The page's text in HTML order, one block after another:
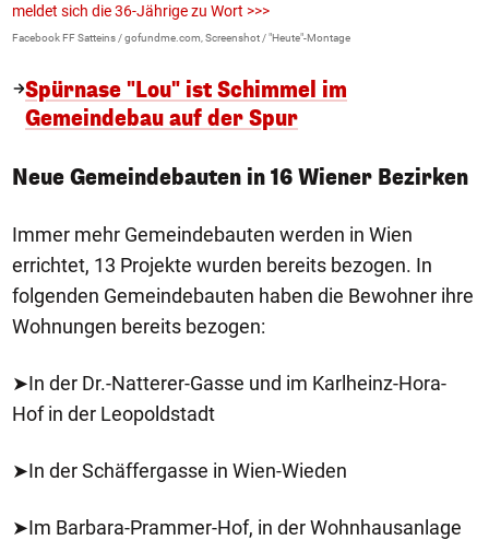
meldet sich die 36-Jährige zu Wort >>>
Facebook FF Satteins / gofundme.com, Screenshot / "Heute"-Montage
Spürnase "Lou" ist Schimmel im
Gemeindebau auf der Spur
Neue Gemeindebauten in 16 Wiener Bezirken
Immer mehr Gemeindebauten werden in Wien
errichtet, 13 Projekte wurden bereits bezogen. In
folgenden Gemeindebauten haben die Bewohner ihre
Wohnungen bereits bezogen:
➤In der Dr.-Natterer-Gasse und im Karlheinz-Hora-
Hof in der Leopoldstadt
➤In der Schäffergasse in Wien-Wieden
➤Im Barbara-Prammer-Hof, in der Wohnhausanlage